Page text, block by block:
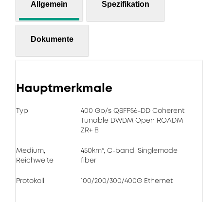
Allgemein Spezifikation
Dokumente
Hauptmerkmale
Typ
400 Gb/s QSFP56-DD Coherent
Tunable DWDM Open ROADM
ZR+ B
Medium,
Reichweite
450km*, C-band, Singlemode
fiber
Protokoll 100/200/300/400G Ethernet